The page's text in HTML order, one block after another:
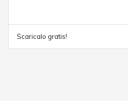
Scaricalo gratis!